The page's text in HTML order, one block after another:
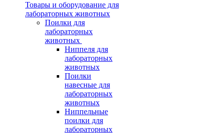
Товары и оборудование для
лабораторных животных
Поилки для
лабораторных
животных
Ниппеля для
лабораторных
животных
Поилки
навесные для
лабораторных
животных
Ниппельные
поилки для
лабораторных